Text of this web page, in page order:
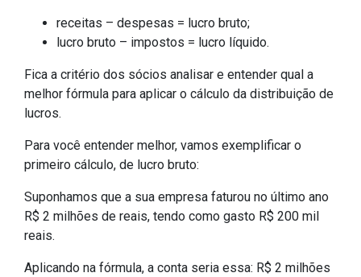
receitas – despesas = lucro bruto;
lucro bruto – impostos = lucro líquido.
Fica a critério dos sócios analisar e entender qual a
melhor fórmula para aplicar o cálculo da distribuição de
lucros.
Para você entender melhor, vamos exemplificar o
primeiro cálculo, de lucro bruto:
Suponhamos que a sua empresa faturou no último ano
R$ 2 milhões de reais, tendo como gasto R$ 200 mil
reais.
Aplicando na fórmula, a conta seria essa: R$ 2 milhões